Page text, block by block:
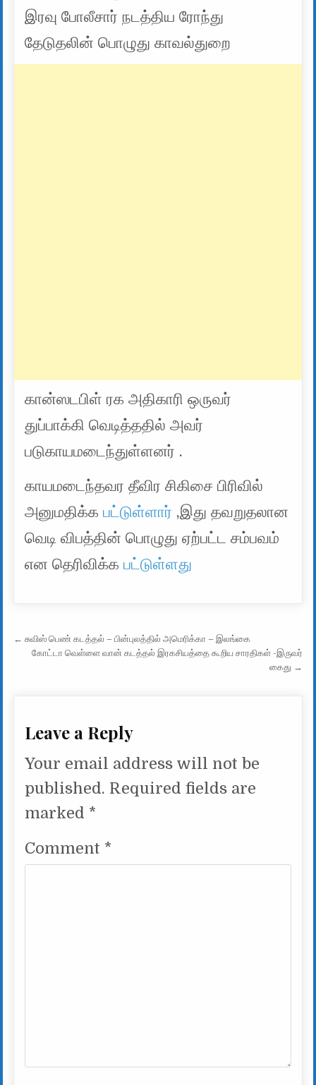
இரவு போலீசார் நடத்திய ரோந்து
தேடுதலின் பொழுது காவல்துறை
கான்ஸடபிள் ரக அதிகாரி ஒருவர்
துப்பாக்கி வெடித்ததில் அவர்
படுகாயமடைந்துள்ளனர் .
காயமடைந்தவர தீவிர சிகிசை பிரிவில்
அனுமதிக்கபட்டுள்ளார் ,இது தவறுதலான
வெடி விபத்தின் பொழுது ஏற்பட்ட சம்பவம்
என தெரிவிக்கபட்டுள்ளது
Post navigation
← சுவிஸ் பெண் கடத்தல் – பின்புலத்தில் அமெரிக்கா – இலங்கை
கோட்டா வெள்ளை வான் கடத்தல் இரகசியத்தை கூறிய சாரதிகள் -இருவர்
கைது →
Leave a Reply
Your email address will not be
published. Required fields are
marked *
Comment *